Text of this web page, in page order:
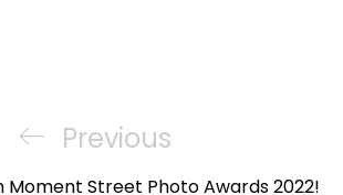
Previous
Post
Previous
Moment Street Photo Awards 2022!